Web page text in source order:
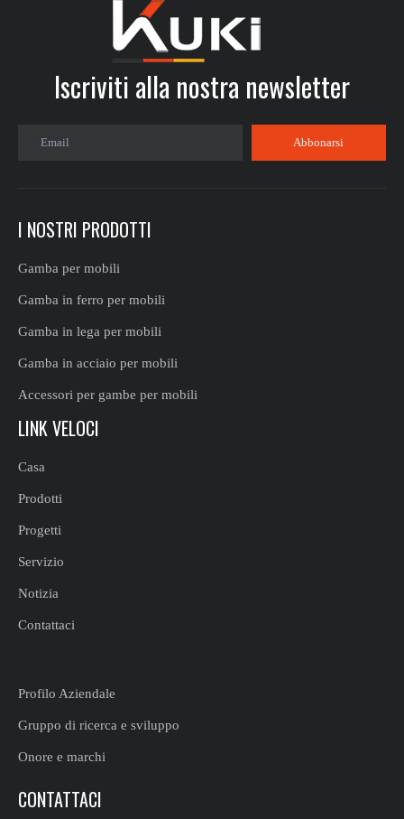
Iscriviti alla nostra newsletter​​​​​​​
Email Abbonarsi
I NOSTRI PRODOTTI
Gamba per mobili
Gamba in ferro per mobili
Gamba in lega per mobili
Gamba in acciaio per mobili
Accessori per gambe per mobili
LINK VELOCI
Casa
Prodotti
Progetti
Servizio
Notizia
Contattaci
Profilo Aziendale
Gruppo di ricerca e sviluppo
Onore e marchi
CONTATTACI